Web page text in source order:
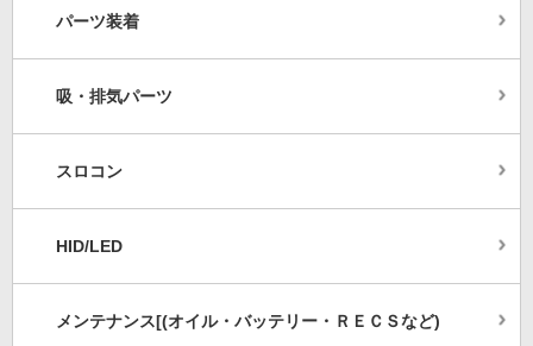
パーツ装着
吸・排気パーツ
スロコン
HID/LED
メンテナンス[(オイル・バッテリー・ＲＥＣＳなど)